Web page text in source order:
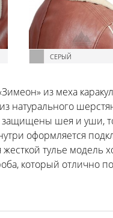
СЕРЫЙ
из меха
натурального
защищены шея и уши,
оформляется
жесткой тулье
который отлично